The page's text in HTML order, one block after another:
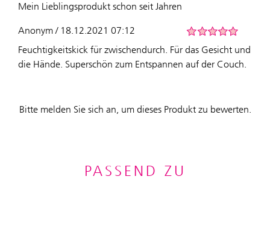
Mein Lieblingsprodukt schon seit Jahren
Anonym / 18.12.2021 07:12
Feuchtigkeitskick für zwischendurch. Für das Gesicht und
die Hände. Superschön zum Entspannen auf der Couch.
Bitte melden Sie sich an, um dieses Produkt zu bewerten.
PASSEND ZU